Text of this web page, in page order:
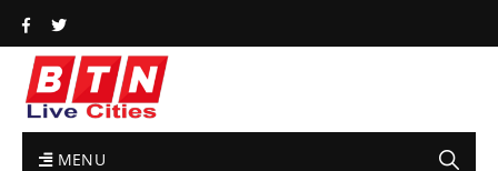
MENU